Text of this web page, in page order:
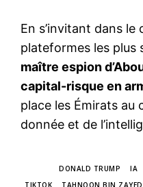
En s’invitant dans le
plateformes les plus
maître espion
capital-risque en
place les Émirats au
donnée et de
DONALD TRUMP IA